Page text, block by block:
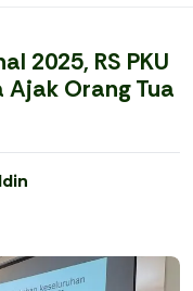
2025, RS PKU
Orang Tua